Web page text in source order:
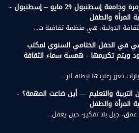
زيارة علمية إلى جامعة مرمرة وجامعة إسطنبول 29 مايو – إسطنبول -
المرأة والطفل
الدولية: هي منظمة ثقافية ت...
في الحفل الختامي السنوي لمكتب
ويتم تكريمها - همسة سماء الثقافة
تعزز رعايتها لبطلة الر...
التربية والتعليم — أين ضاعت المهمة؟ -
المرأة والطفل
جيل بلا تفكير- حين يغفل...